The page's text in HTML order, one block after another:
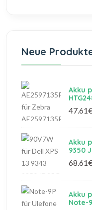
Neue
Akku
Akku
9350
Akku
Note-